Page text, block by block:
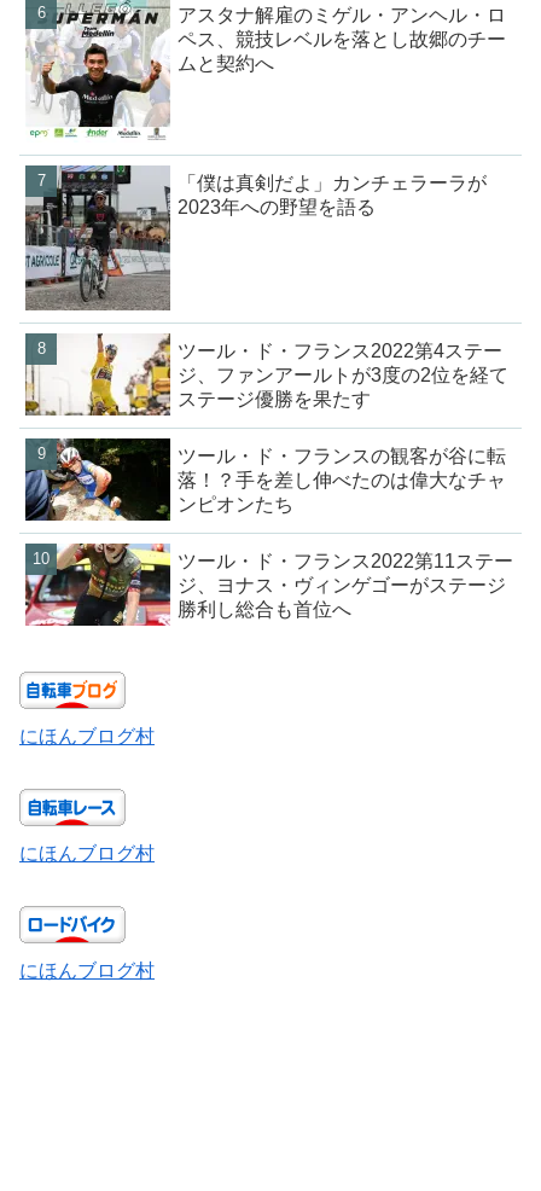
アスタナ解雇のミゲル・アンヘル・ロ
ペス、競技レベルを落とし故郷のチー
ムと契約へ
「僕は真剣だよ」カンチェラーラが
2023年への野望を語る
ツール・ド・フランス2022第4ステー
ジ、ファンアールトが3度の2位を経て
ステージ優勝を果たす
ツール・ド・フランスの観客が谷に転
落！？手を差し伸べたのは偉大なチャ
ンピオンたち
ツール・ド・フランス2022第11ステー
ジ、ヨナス・ヴィンゲゴーがステージ
勝利し総合も首位へ
にほんブログ村
にほんブログ村
にほんブログ村